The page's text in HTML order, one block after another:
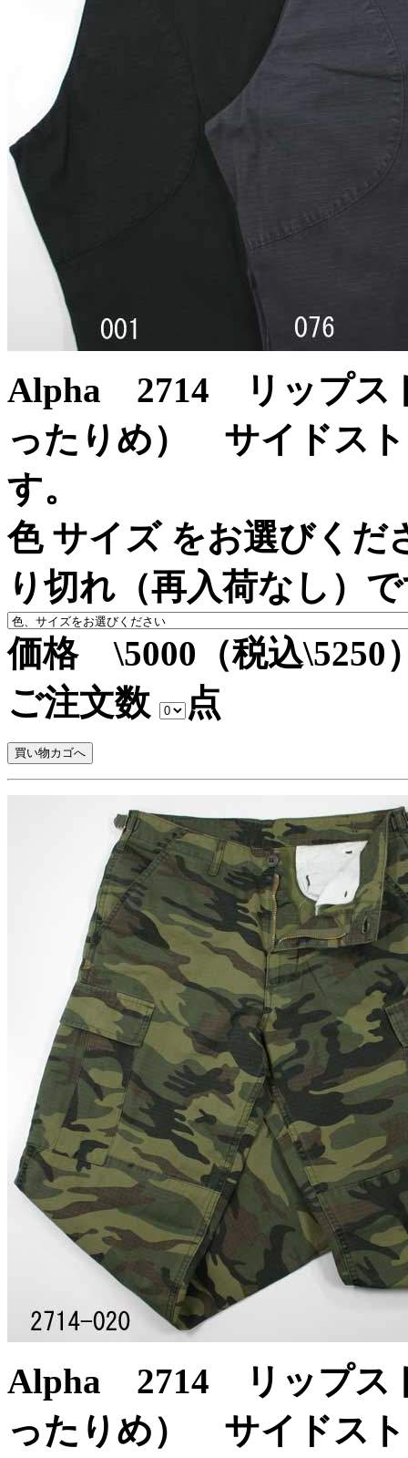
Alpha 2714 リップス
ったりめ） サイドス
す。
色 サイズ をお選びく
り切れ（再入荷なし）
価格 \5000（税込\5250
ご注文数
点
Alpha 2714 リップス
ったりめ） サイドス